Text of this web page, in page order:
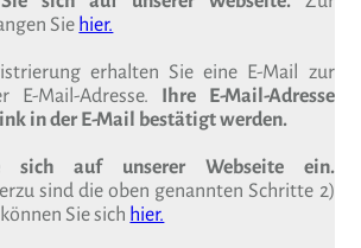
Siehier.
erhalten Sie eine E-Mail zur
E-Mail-Adresse. Ihre E-Mail-Adresse
in der E-Mail bestätigt werden.
sich auf unserer Webseite ein.
sind die oben genannten Schritte 2)
Sie sich hier.